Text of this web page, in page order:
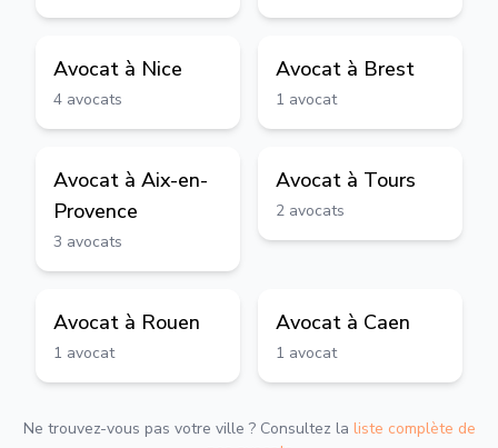
Avocat à Nice
4 avocats
Avocat à Brest
1 avocat
Avocat à Aix-en-
Provence
3 avocats
Avocat à Tours
2 avocats
Avocat à Rouen
1 avocat
Avocat à Caen
1 avocat
Ne trouvez-vous pas votre ville ? Consultez la liste complète de